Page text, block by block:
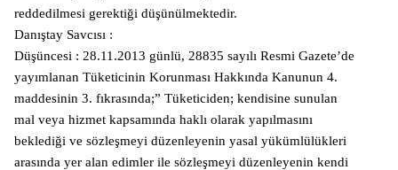
reddedilmesi gerektiği düşünülmektedir.
Danıştay Savcısı :
Düşüncesi : 28.11.2013 günlü, 28835 sayılı Resmi Gazete’de
yayımlanan Tüketicinin Korunması Hakkında Kanunun 4.
maddesinin 3. fıkrasında;” Tüketiciden; kendisine sunulan
mal veya hizmet kapsamında haklı olarak yapılmasını
beklediği ve sözleşmeyi düzenleyenin yasal yükümlülükleri
arasında yer alan edimler ile sözleşmeyi düzenleyenin kendi